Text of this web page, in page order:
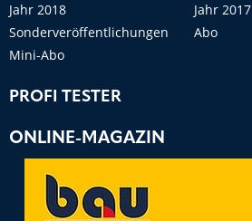
Jahr 2018
Jahr 2017
Sonderveröffentlichungen
Abo
Mini-Abo
PROFI TESTER
ONLINE-MAGAZIN